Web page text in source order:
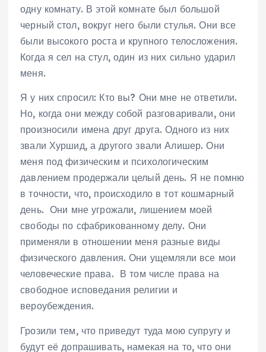
одну комнату. В этой комнате был большой
черный стол, вокруг него были стулья. Они все
были высокого роста и крупного телосложения.
Когда я сел на стул, один из них сильно ударил
меня.
Я у них спросил: Кто вы? Они мне не ответили.
Но, когда они между собой разговаривали, они
произносили имена друг друга. Одного из них
звали Хуршид, а другого звали Алишер. Они
меня под физическим и психологическим
давлением продержали целый день. Я не помню
в точности, что, происходило в тот кошмарный
день. Они мне угрожали, лишением моей
свободы по сфабрикованному делу. Они
применяли в отношении меня разные виды
физического давления. Они ущемляли все мои
человеческие права. В том числе права на
свободное исповедания религии и
вероубеждения.
Грозили тем, что приведут туда мою супругу и
будут её допрашивать, намекая на то, что они